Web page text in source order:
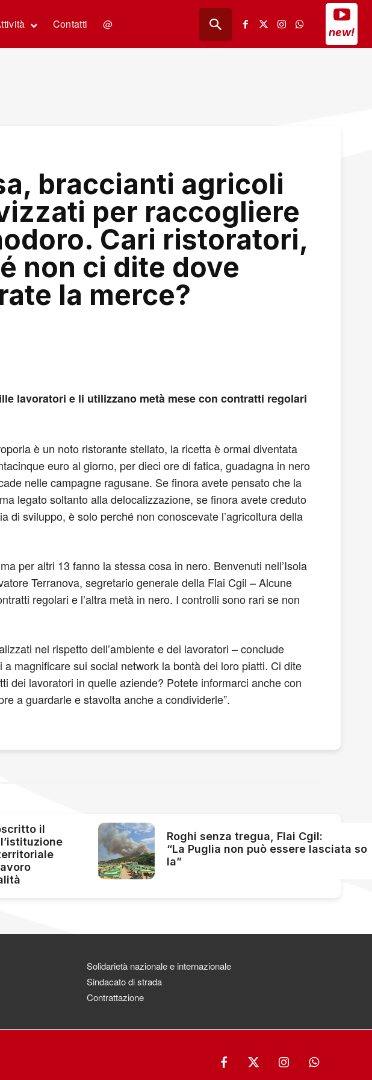
Contatti @
new!
braccianti agricoli
per raccogliere
Cari ristoratori,
non ci dite dove
la merce?
lavoratori e li utilizzano metà mese con contratti regolari
è un noto ristorante stellato, la ricetta è ormai diventata
euro al giorno, per dieci ore di fatica, guadagna in nero
nelle campagne ragusane. Se finora avete pensato che la
legato soltanto alla delocalizzazione, se finora avete creduto
sviluppo, è solo perché non conoscevate l’agricoltura della
per altri 13 fanno la stessa cosa in nero. Benvenuti nell’Isola
Terranova, segretario generale della Flai Cgil – Alcune
regolari e l’altra metà in nero. I controlli sono rari se non
nel rispetto dell’ambiente e dei lavoratori – conclude
magnificare sui social network la bontà dei loro piatti. Ci dite
dei lavoratori in quelle aziende? Potete informarci anche con
a guardarle e stavolta anche a condividerle”.
il
Roghi senza tregua, Flai Cgil:
“La Puglia non può essere lasciata so
la”
Solidarietà nazionale e internazionale
Sindacato di strada
Contrattazione